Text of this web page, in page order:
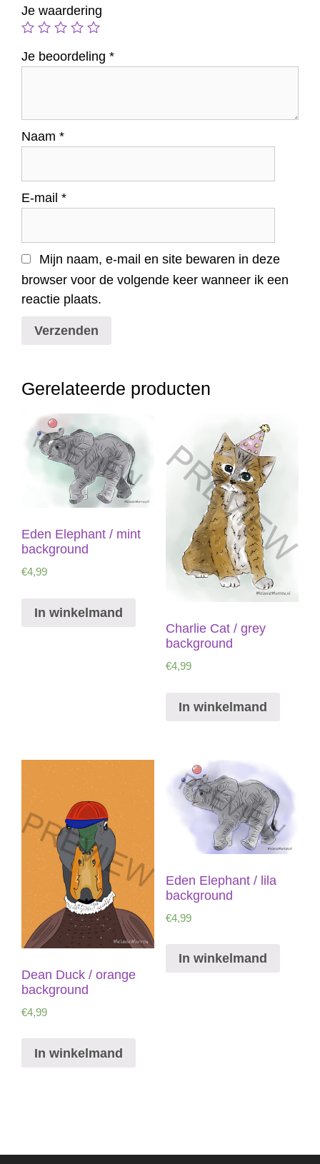
Je waardering
Je beoordeling *
Naam *
E-mail *
Mijn naam, e-mail en site bewaren in deze
browser voor de volgende keer wanneer ik een
reactie plaats.
Gerelateerde producten
Eden Elephant / mint
background
€4,99
In winkelmand
Charlie Cat / grey
background
€4,99
In winkelmand
Dean Duck / orange
background
€4,99
In winkelmand
Eden Elephant / lila
background
€4,99
In winkelmand